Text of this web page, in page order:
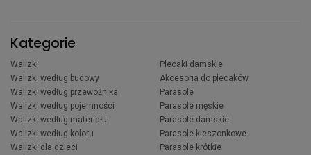
Kategorie
Walizki
Walizki według budowy
Walizki według przewoźnika
Walizki według pojemności
Walizki według materiału
Walizki według koloru
Walizki dla dzieci
Plecaki damskie
Akcesoria do plecaków
Parasole
Parasole męskie
Parasole damskie
Parasole kieszonkowe
Parasole krótkie